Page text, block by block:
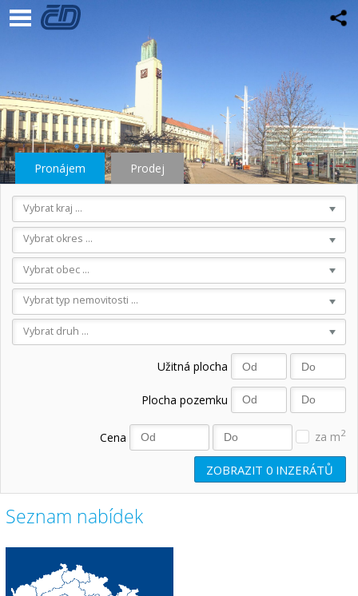
Pronájem Prodej
Vybrat kraj ...
Vybrat okres ...
Vybrat obec ...
Vybrat typ nemovitosti ...
Vybrat druh ...
Užitná plocha
Plocha pozemku
Cena za m2
ZOBRAZIT0 INZERÁTŮ
Seznam nabídek